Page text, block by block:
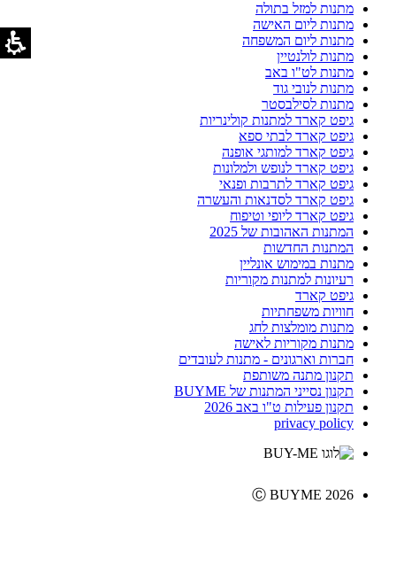
מתנות למזל בתולה
מתנות ליום האישה
מתנות ליום המשפחה
מתנות לולנטיין
מתנות לט"ו באב
מתנות לנובי גוד
מתנות לסילבסטר
גיפט קארד למתנות קולינריות
גיפט קארד לבתי ספא
גיפט קארד למותגי אופנה
גיפט קארד לנופש ולמלונות
גיפט קארד לתרבות ופנאי
גיפט קארד לסדנאות והעשרה
גיפט קארד ליופי וטיפוח
המתנות האהובות של 2025
המתנות החדשות
מתנות במימוש אונליין
רעיונות למתנות מקוריות
גיפט קארד
חוויות משפחתיות
מתנות מומלצות לחג
מתנות מקוריות לאישה
חברות וארגונים - מתנות לעובדים
תקנון מתנה משותפת
תקנון נסייני המתנות של BUYME
תקנון פעילות ט"ו באב 2026
privacy policy
Ⓒ BUYME 2026